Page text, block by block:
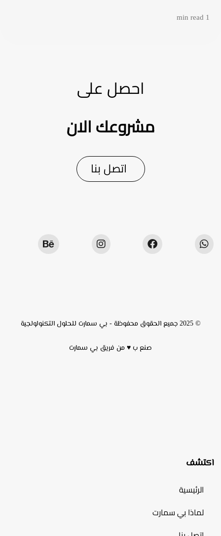
1 min read
احصل على
مشروعك الان
اتصل بنا
© 2025 جميع الحقوق محفوظة - بي سمارت للحلول التكنولولجية
صنع ب ♥ من فريق بي سمارت
اكتشف
الرئيسية
لماذا بي سمارت